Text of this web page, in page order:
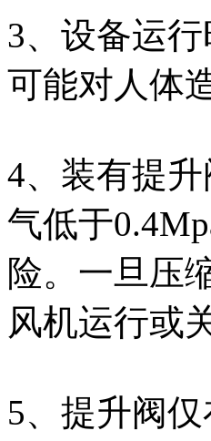
3、设备运
可能对人体
4、装有提
气低于
险。一旦压
风机运行或
5、提升阀